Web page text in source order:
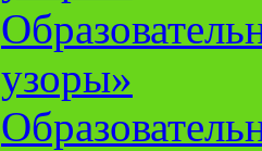
узоры»